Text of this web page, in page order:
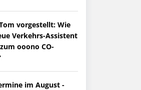
vorgestellt: Wie
Verkehrs-Assistent
ooono CO-
im August -